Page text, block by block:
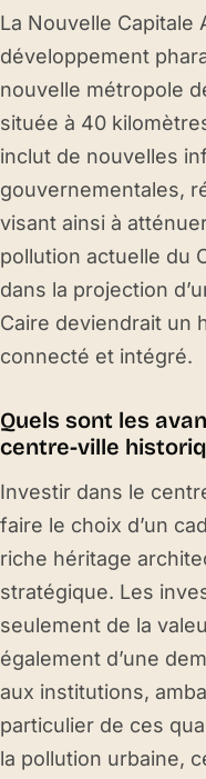
La Nouvelle Capitale
développement
nouvelle métropole
située à 40
inclut de nouvelles
gouvernementales,
visant ainsi à
pollution actuelle du
dans la projection
Caire deviendrait un
connecté et intégré.
Quels sont les
centre-ville
Investir dans le
faire le choix d’un
riche héritage
stratégique. Les
seulement de la
également d’une
aux institutions,
particulier de ces
la pollution urbaine,